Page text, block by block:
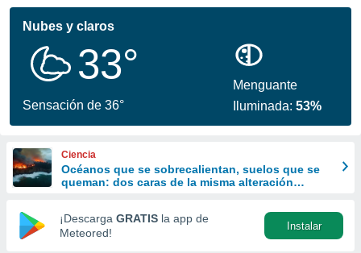
ha
calidad.
a este
las
y
forma
digital
basada
Nubes y claros
33°
Sensación de 36°
Menguante
Iluminada:53%
Ciencia
Océanos que se sobrecalientan, suelos que se
queman: dos caras de la misma alteración
¡Descarga GRATIS la app de
Meteored!
Instalar